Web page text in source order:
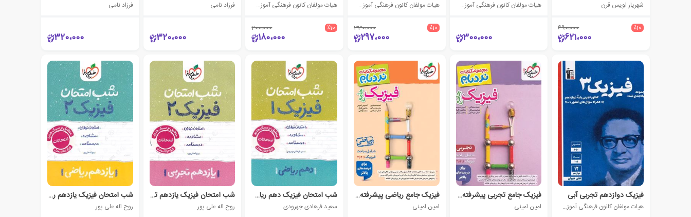
شهریار اویس قرن
٪10 690،000
621،000
هیات مولفان کانون فرهنگی آموزش (قلم چی)
300،000
هیات مولفان کانون فرهنگی آموزش (قلم چی)
٪10 330،000
297،000
هیات مولفان کانون فرهنگی آموزش (قلم چی)
٪10 200،000
180،000
فرزاد نامی
320،000
فرزاد نامی
320،000
فیزیک دوازدهم تجربی آبی
هیات مولفان کانون فرهنگی آموزش (قلم چی)
فیزیک جامع تجربی پیشرفته نردبام
امین امینی
فیزیک جامع ریاضی پیشرفته نردبام
امین امینی
شب امتحان فیزیک دهم ریاضی
سعید فرهادی جهرودی
شب امتحان فیزیک یازدهم تجربی
روح اله علی پور
شب امتحان فیزیک یازدهم ریاضی
روح اله علی پور